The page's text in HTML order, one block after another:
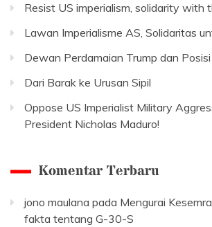
Resist US imperialism, solidarity with
Lawan Imperialisme AS, Solidaritas
Dewan Perdamaian Trump dan
Dari Barak ke Urusan Sipil
Oppose US Imperialist Military
President Nicholas Maduro!
Komentar Terbaru
jono maulana pada Mengurai
fakta tentang G-30-S